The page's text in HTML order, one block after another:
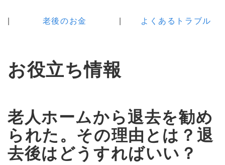
老後のお金 よくあるトラブル
お役立ち情報
老人ホームから退去を勧め
られた。その理由とは？退
去後はどうすればいい？